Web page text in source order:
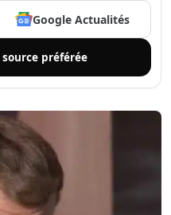
Google Actualités
source préférée